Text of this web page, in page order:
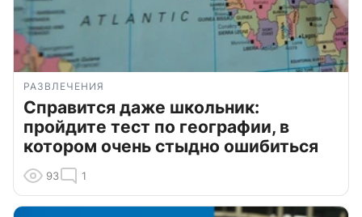
РАЗВЛЕЧЕНИЯ
Справится даже школьник:
пройдите тест по географии, в
котором очень стыдно ошибиться
93 1